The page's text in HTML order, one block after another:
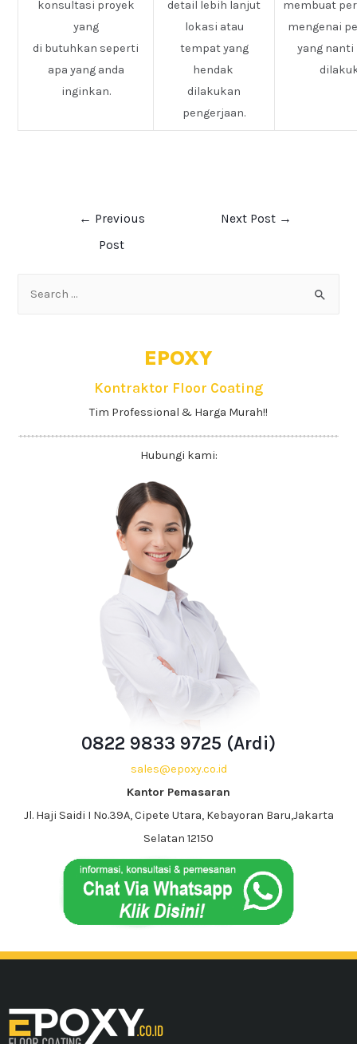
konsultasi proyek
yang
di butuhkan seperti
apa yang anda
inginkan.
detail lebih lanjut
lokasi atau
tempat yang
hendak
dilakukan
pengerjaan.
membuat
mengenai
yang nanti
← Previous
Post
Next Post →
EPOXY
Kontraktor Floor Coating
Tim Professional & Harga Murah!!
Hubungi kami:
0822 9833 9725 (Ardi)
sales@epoxy.co.id
Kantor Pemasaran
Jl. Haji Saidi I No.39A, Cipete Utara, Kebayoran Baru,Jakarta
Selatan 12150